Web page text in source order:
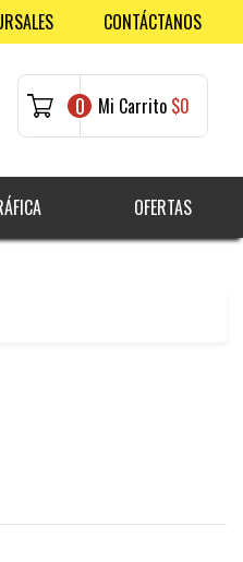
CONTÁCTANOS
0 Mi Carrito $0
OFERTAS